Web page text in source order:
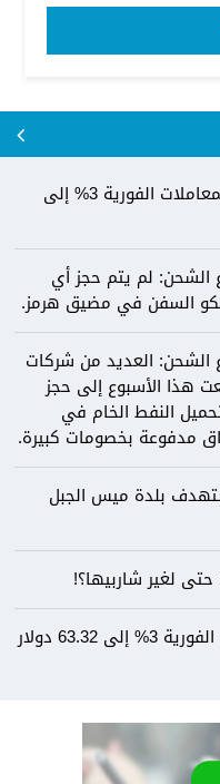
"رويترز": الفضة ترتفع في المعاملات الفورية 3% إلى
الشحن: لم يتم حجز أي
السفن في مضيق هرمز.
الشحن: العديد من شركات
هذا الأسبوع إلى حجز
النفط الخام في
مدفوعة بخصومات كبيرة.
بلدة ميس الجبل
لغير شاربيها؟!
الفضة ترتفع في المعاملات الفورية 3% إلى 63.32 دولار